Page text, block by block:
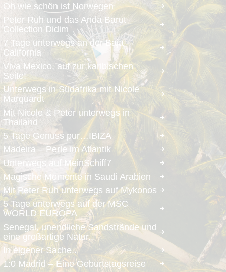
Oh wie schön ist Norwegen
Peter Ruh und das Anda Barut
Collection Didim
7 Tage unterwegs an der Baja
California
Viva Mexico, auf zur karibischen
Seite!
Unterwegs in Südafrika mit Nicole
Marquardt
Mit Nicole & Peter unterwegs in
Thailand
5 Tage Genuss pur…IBIZA
Madeira – Perle im Atlantik
Unterwegs auf MeinSchiff7
Magische Momente in Saudi Arabien
Mit Peter Ruh unterwegs auf Mykonos
5 Tage unterwegs auf der MSC
WORLD EUROPA
Senegal, unendliche Sandstrände und
eine großartige Natur..
In eigener Sache..
1:0 Madrid – Eine Geburtstagsreise